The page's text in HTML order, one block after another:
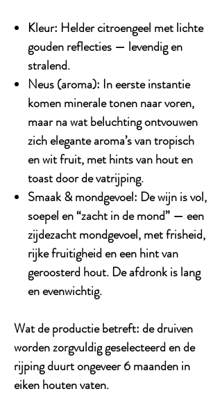
Kleur: Helder citroengeel met lichte
gouden reflecties — levendig en
stralend.
Neus (aroma): In eerste instantie
komen minerale tonen naar voren,
maar na wat beluchting ontvouwen
zich elegante aroma’s van tropisch
en wit fruit, met hints van hout en
toast door de vatrijping.
Smaak & mondgevoel: De wijn is vol,
soepel en “zacht in de mond” — een
zijdezacht mondgevoel, met frisheid,
rijke fruitigheid en een hint van
geroosterd hout. De afdronk is lang
en evenwichtig.
Wat de productie betreft: de druiven
worden zorgvuldig geselecteerd en de
rijping duurt ongeveer 6 maanden in
eiken houten vaten.